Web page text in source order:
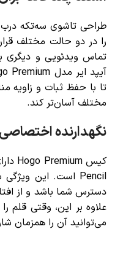
طراحی تاشوی سه‌تکه
را در دو حالت مختلف
تماس ویدئویی و دیگری
آیپد ایر مدل Hogo Premium
تا با حفظ ثبات و زاویه
مختلف آسان‌تر کند.
نگهدارنده
کیسHogo Premium
Pencil است. این ویژگی
دسترس شما باشد و از
علاوه بر این، وقتی
می‌توانید آن را همزمان